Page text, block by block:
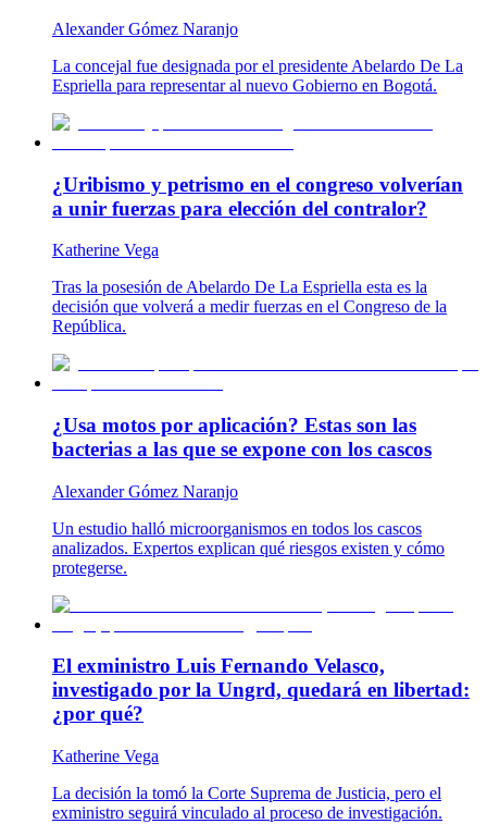
Alexander Gómez Naranjo
La concejal fue designada por el presidente Abelardo De La
Espriella para representar al nuevo Gobierno en Bogotá.
¿Uribismo y petrismo en el congreso volverían
a unir fuerzas para elección del contralor?
Katherine Vega
Tras la posesión de Abelardo De La Espriella esta es la
decisión que volverá a medir fuerzas en el Congreso de la
República.
¿Usa motos por aplicación? Estas son las
bacterias a las que se expone con los cascos
Alexander Gómez Naranjo
Un estudio halló microorganismos en todos los cascos
analizados. Expertos explican qué riesgos existen y cómo
protegerse.
El exministro Luis Fernando Velasco,
investigado por la Ungrd, quedará en libertad:
¿por qué?
Katherine Vega
La decisión la tomó la Corte Suprema de Justicia, pero el
exministro seguirá vinculado al proceso de investigación.